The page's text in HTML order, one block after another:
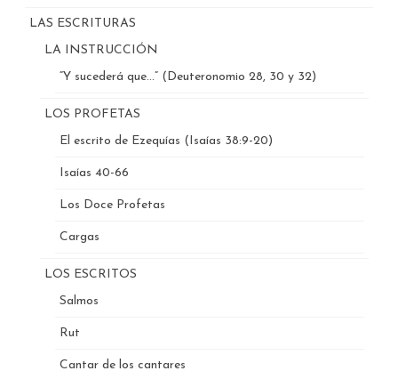
LAS ESCRITURAS
LA INSTRUCCIÓN
“Y sucederá que…” (Deuteronomio 28, 30 y 32)
LOS PROFETAS
El escrito de Ezequías (Isaías 38:9-20)
Isaías 40-66
Los Doce Profetas
Cargas
LOS ESCRITOS
Salmos
Rut
Cantar de los cantares